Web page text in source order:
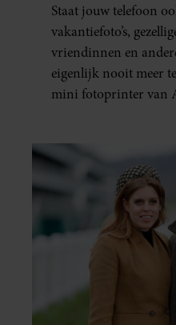
ÉÉN MINUUT
Staat jouw telefoon
vakantiefoto’s,
vriendinnen en
eigenlijk nooit meer
mini fotoprinter van
al in handen.